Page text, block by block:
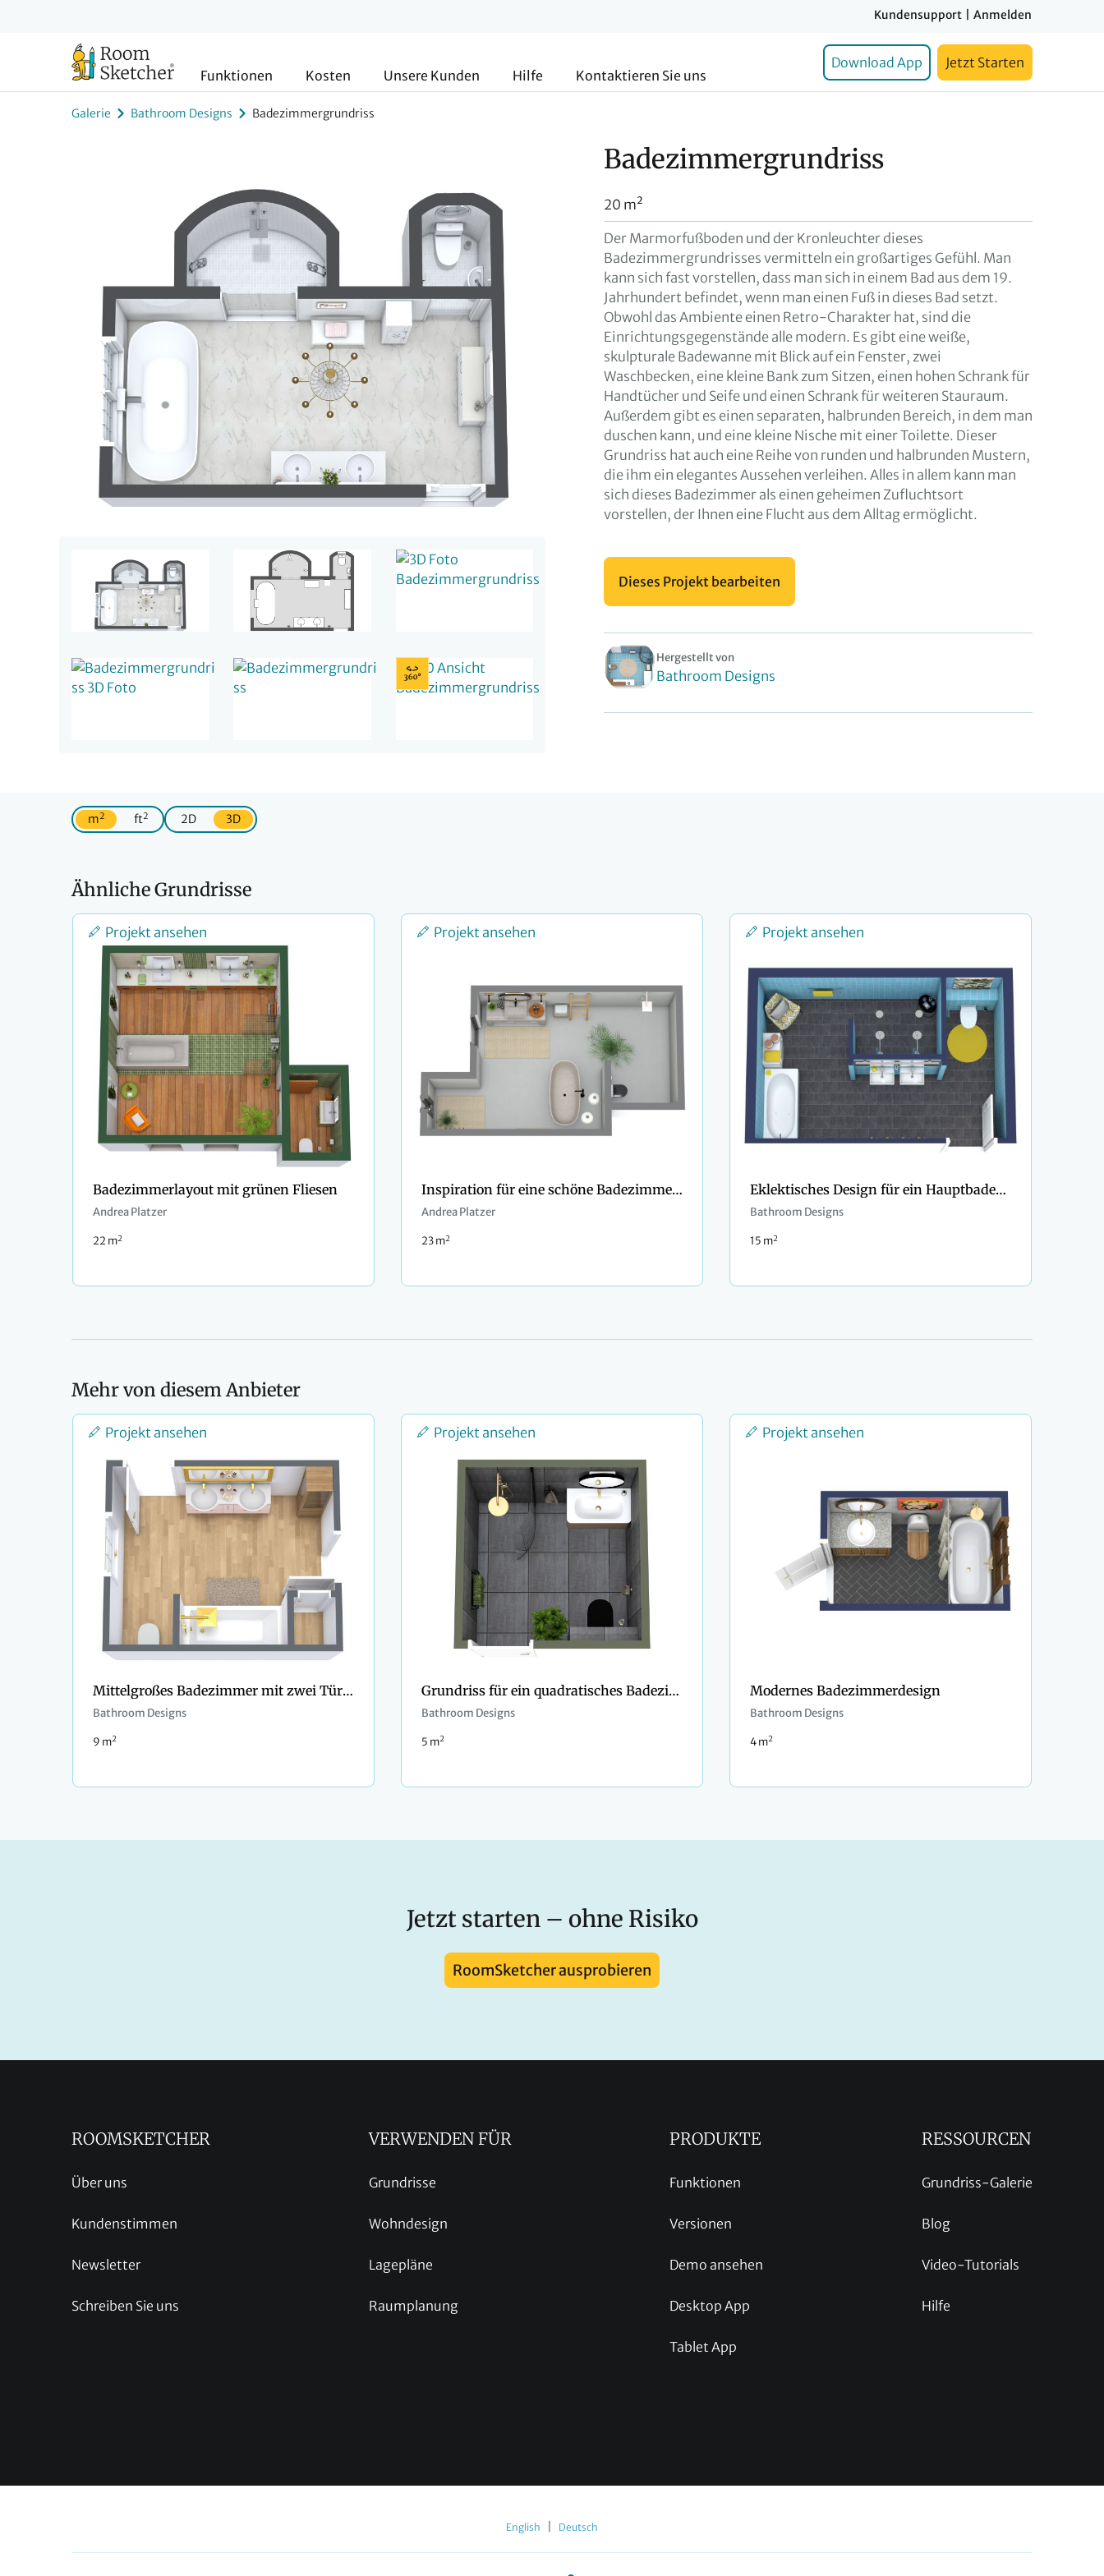
Kundensupport Anmelden
Funktionen Kosten Unsere Kunden Hilfe Kontaktieren Sie uns
Download App Jetzt Starten
Galerie Bathroom Designs Badezimmergrundriss
Badezimmergrundriss
20 m²
Der Marmorfußboden und der Kronleuchter dieses
Badezimmergrundrisses vermitteln ein großartiges Gefühl. Man
kann sich fast vorstellen, dass man sich in einem Bad aus dem 19.
Jahrhundert befindet, wenn man einen Fuß in dieses Bad setzt.
Obwohl das Ambiente einen Retro-Charakter hat, sind die
Einrichtungsgegenstände alle modern. Es gibt eine weiße,
skulpturale Badewanne mit Blick auf ein Fenster, zwei
Waschbecken, eine kleine Bank zum Sitzen, einen hohen Schrank für
Handtücher und Seife und einen Schrank für weiteren Stauraum.
Außerdem gibt es einen separaten, halbrunden Bereich, in dem man
duschen kann, und eine kleine Nische mit einer Toilette. Dieser
Grundriss hat auch eine Reihe von runden und halbrunden Mustern,
die ihm ein elegantes Aussehen verleihen. Alles in allem kann man
sich dieses Badezimmer als einen geheimen Zufluchtsort
vorstellen, der Ihnen eine Flucht aus dem Alltag ermöglicht.
Dieses Projekt bearbeiten
Hergestellt von
Bathroom Designs
m2 ft2 2D 3D
Ähnliche Grundrisse
Projekt ansehen
Badezimmerlayout mit grünen Fliesen
Andrea Platzer
22 m2
Projekt ansehen
Inspiration für eine schöne Badezimmerdekoration
Andrea Platzer
23 m2
Projekt ansehen
Eklektisches Design für ein Hauptbadezimmer
Bathroom Designs
15 m2
Mehr von diesem Anbieter
Projekt ansehen
Mittelgroßes Badezimmer mit zwei Türen
Bathroom Designs
9 m2
Projekt ansehen
Grundriss für ein quadratisches Badezimmer im industriellen Stil
Bathroom Designs
5 m2
Projekt ansehen
Modernes Badezimmerdesign
Bathroom Designs
4 m2
Jetzt starten – ohne Risiko
RoomSketcher ausprobieren
ROOMSKETCHER
Über uns
Kundenstimmen
Newsletter
Schreiben Sie uns
VERWENDEN FÜR
Grundrisse
Wohndesign
Lagepläne
Raumplanung
PRODUKTE
Funktionen
Versionen
Demo ansehen
Desktop App
Tablet App
RESSOURCEN
Grundriss-Galerie
Blog
Video-Tutorials
Hilfe
English Deutsch